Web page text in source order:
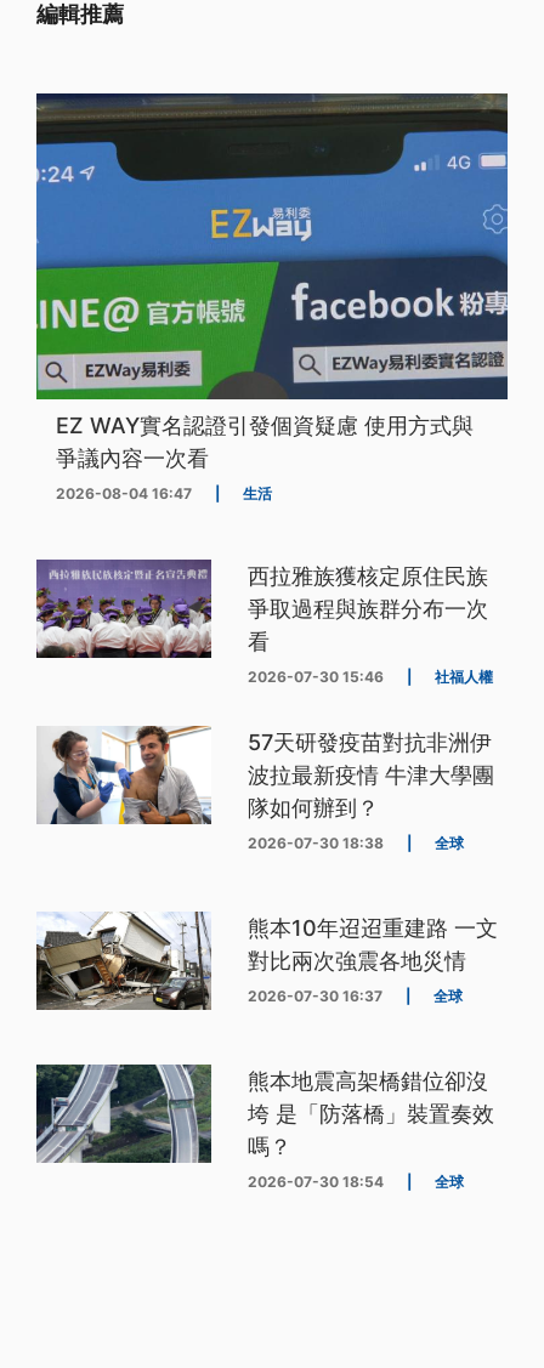
編輯推薦
EZ WAY實名認證引發個資疑慮 使用方式與
爭議內容一次看
2026-08-04 16:47 生活
西拉雅族獲核定原住民族
爭取過程與族群分布一次
看
2026-07-30 15:46 社福人權
57天研發疫苗對抗非洲伊
波拉最新疫情 牛津大學團
隊如何辦到？
2026-07-30 18:38 全球
熊本10年迢迢重建路 一文
對比兩次強震各地災情
2026-07-30 16:37 全球
熊本地震高架橋錯位卻沒
垮 是「防落橋」裝置奏效
嗎？
2026-07-30 18:54 全球